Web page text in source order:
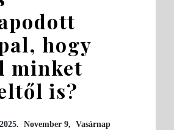
hogy
minket
is?
2025. November 9, Vasárnap